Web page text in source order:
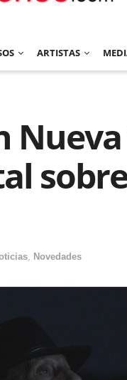
ARTISTAS
Nueva
, Novedades